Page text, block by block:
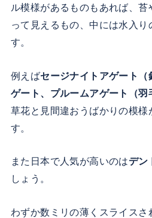
ル模様があるものもあれば、苔
って見えるもの、中には水入り
す。
例えばセージナイトアゲート（
ゲート、 プルームアゲート（羽
草花と見間違おうばかりの模様
す。
また日本で人気が高いのはデン
しょう。
わずか数ミリの薄くスライスさ